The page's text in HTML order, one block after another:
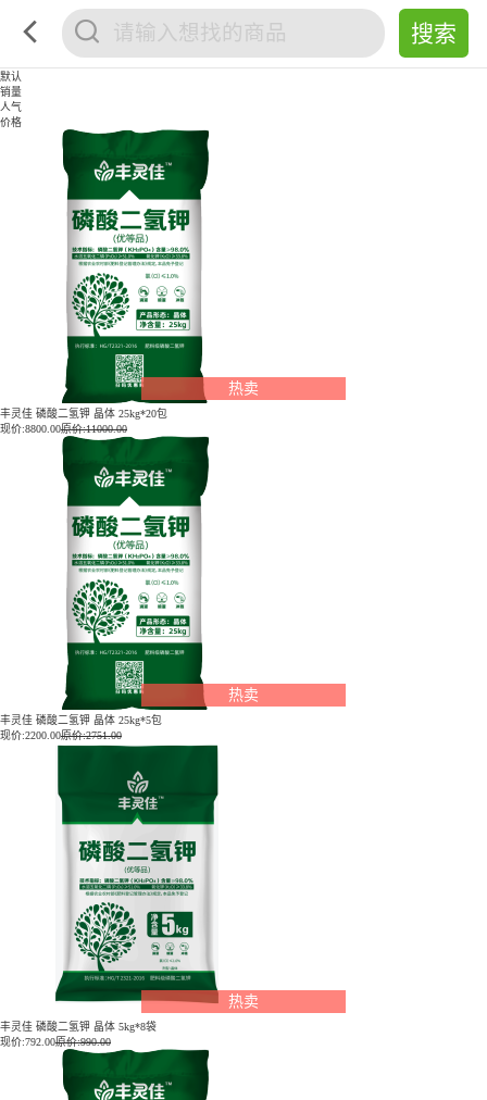
默认
销量
人气
价格
热卖
丰灵佳 磷酸二氢钾 晶体 25kg*20包
现价:8800.00原价:11000.00
热卖
丰灵佳 磷酸二氢钾 晶体 25kg*5包
现价:2200.00原价:2751.00
热卖
丰灵佳 磷酸二氢钾 晶体 5kg*8袋
现价:792.00原价:990.00